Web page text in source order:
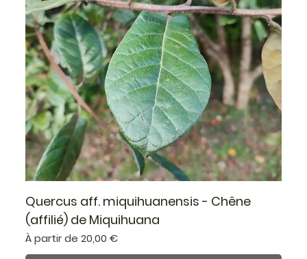
Quercus aff. miquihuanensis - Chêne
(affilié) de Miquihuana
À partir de20,00 €
Prix promotionnel